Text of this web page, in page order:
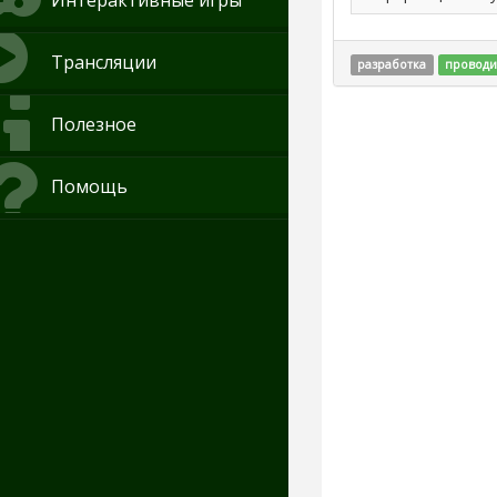
Трансляции
Полезное
Помощь
разработка